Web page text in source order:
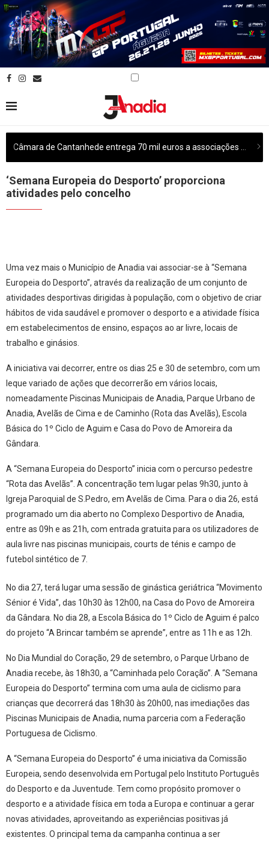
‘Semana Europeia do Desporto’ proporciona
atividades pelo concelho
Uma vez mais o Município de Anadia vai associar-se à “Semana
Europeia do Desporto”, através da realização de um conjunto de
atividades desportivas dirigidas à população, com o objetivo de criar
hábitos de vida saudável e promover o desporto e a atividade física
em estabelecimentos de ensino, espaços ao ar livre, locais de
trabalho e ginásios.
A iniciativa vai decorrer, entre os dias 25 e 30 de setembro, com um
leque variado de ações que decorrerão em vários locais,
nomeadamente Piscinas Municipais de Anadia, Parque Urbano de
Anadia, Avelãs de Cima e de Caminho (Rota das Avelãs), Escola
Básica do 1º Ciclo de Aguim e Casa do Povo de Amoreira da
Gândara.
A “Semana Europeia do Desporto” inicia com o percurso pedestre
“Rota das Avelãs”. A concentração tem lugar pelas 9h30, junto à
Igreja Paroquial de S.Pedro, em Avelãs de Cima. Para o dia 26, está
programado um dia aberto no Complexo Desportivo de Anadia,
entre as 09h e as 21h, com entrada gratuita para os utilizadores de
aula livre nas piscinas municipais, courts de ténis e campo de
futebol sintético de 7.
No dia 27, terá lugar uma sessão de ginástica geriátrica “Movimento
Sénior é Vida”, das 10h30 às 12h00, na Casa do Povo de Amoreira
da Gândara. No dia 28, a Escola Básica do 1º Ciclo de Aguim é palco
do projeto “A Brincar também se aprende”, entre as 11h e as 12h.
No Dia Mundial do Coração, 29 de setembro, o Parque Urbano de
Anadia recebe, às 18h30, a “Caminhada pelo Coração”. A “Semana
Europeia do Desporto” termina com uma aula de ciclismo para
crianças que decorrerá das 18h30 às 20h00, nas imediações das
Piscinas Municipais de Anadia, numa parceria com a Federação
Portuguesa de Ciclismo.
A “Semana Europeia do Desporto” é uma iniciativa da Comissão
Europeia, sendo desenvolvida em Portugal pelo Instituto Português
do Desporto e da Juventude. Tem como propósito promover o
desporto e a atividade física em toda a Europa e continuar a gerar
novas atividades, aproveitando as experiências positivas já
existentes. O principal tema da campanha continua a ser